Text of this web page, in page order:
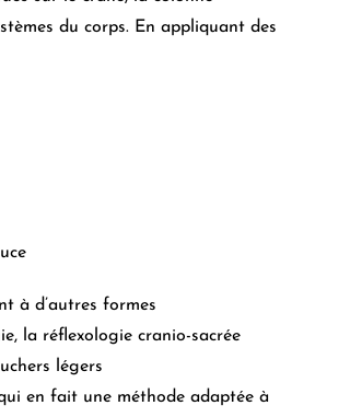
du corps. En appliquant des
à d’autres formes
la réflexologie cranio-sacrée
légers
en fait une méthode adaptée à